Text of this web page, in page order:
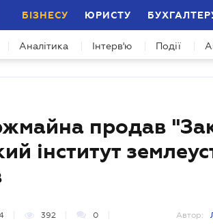
БІЗНЕСУ ЮРИСТУ
Аналітика Інтерв'ю Події
продав
інститут
392 0 Автор: